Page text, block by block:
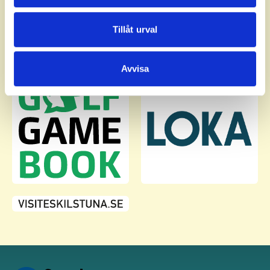
annons- och analysföretag som vi samarbetar med.
Dessa kan i sin tur kombinera informationen med annan
Tillåt urval
Avvisa